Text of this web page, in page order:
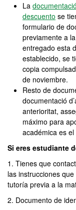
La
descuento se
formulario de
previamente a
entregado esta
establecido, se
copia
de noviembre.
Resto de
documentació
anterioritat,
máximo para
académica es
Si eres estudiante
1. Tienes que
las instrucciones
tutoría previa a la
2. Documento de